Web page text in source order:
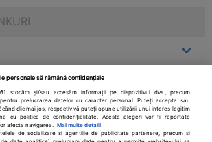
personale să rămână confidențiale
stocăm și/sau accesăm informații pe dispozitivul dvs., precum
prelucrarea datelor cu caracter personal. Puteți accepta sau
clic mai jos, respectiv vă puteți opune utilizării unui interes legitim
cu politica de confidențialitate. Aceste alegeri vor fi raportate
afecta navigarea.
Mai multe detalii
de socializare si agentiile de publicitate partenere, precum si